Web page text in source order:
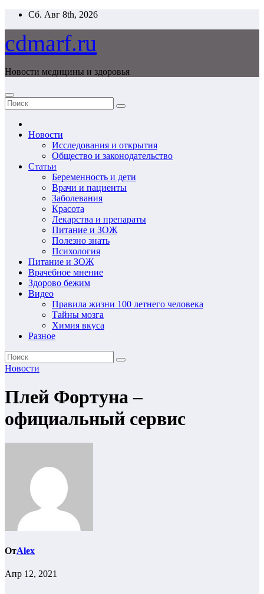
Перейти
содержимому
Сб. Авг 8th, 2026
cdmarf.ru
Новости медицины и здоровья
Новости
Исследования и открытия
Общество и законодательство
Статьи
Беременность и дети
Врачи и пациенты
Заболевания
Красота
Лекарства и препараты
Питание и ЗОЖ
Полезно знать
Психология
Питание и ЗОЖ
Врачебное мнение
Здорово бежим
Видео
Правила жизни 100 летнего человека
Тайны мозга
Химия вкуса
Разное
Новости
Плей Фортуна –
официальный сервис
ОтAlex
Апр 12, 2021